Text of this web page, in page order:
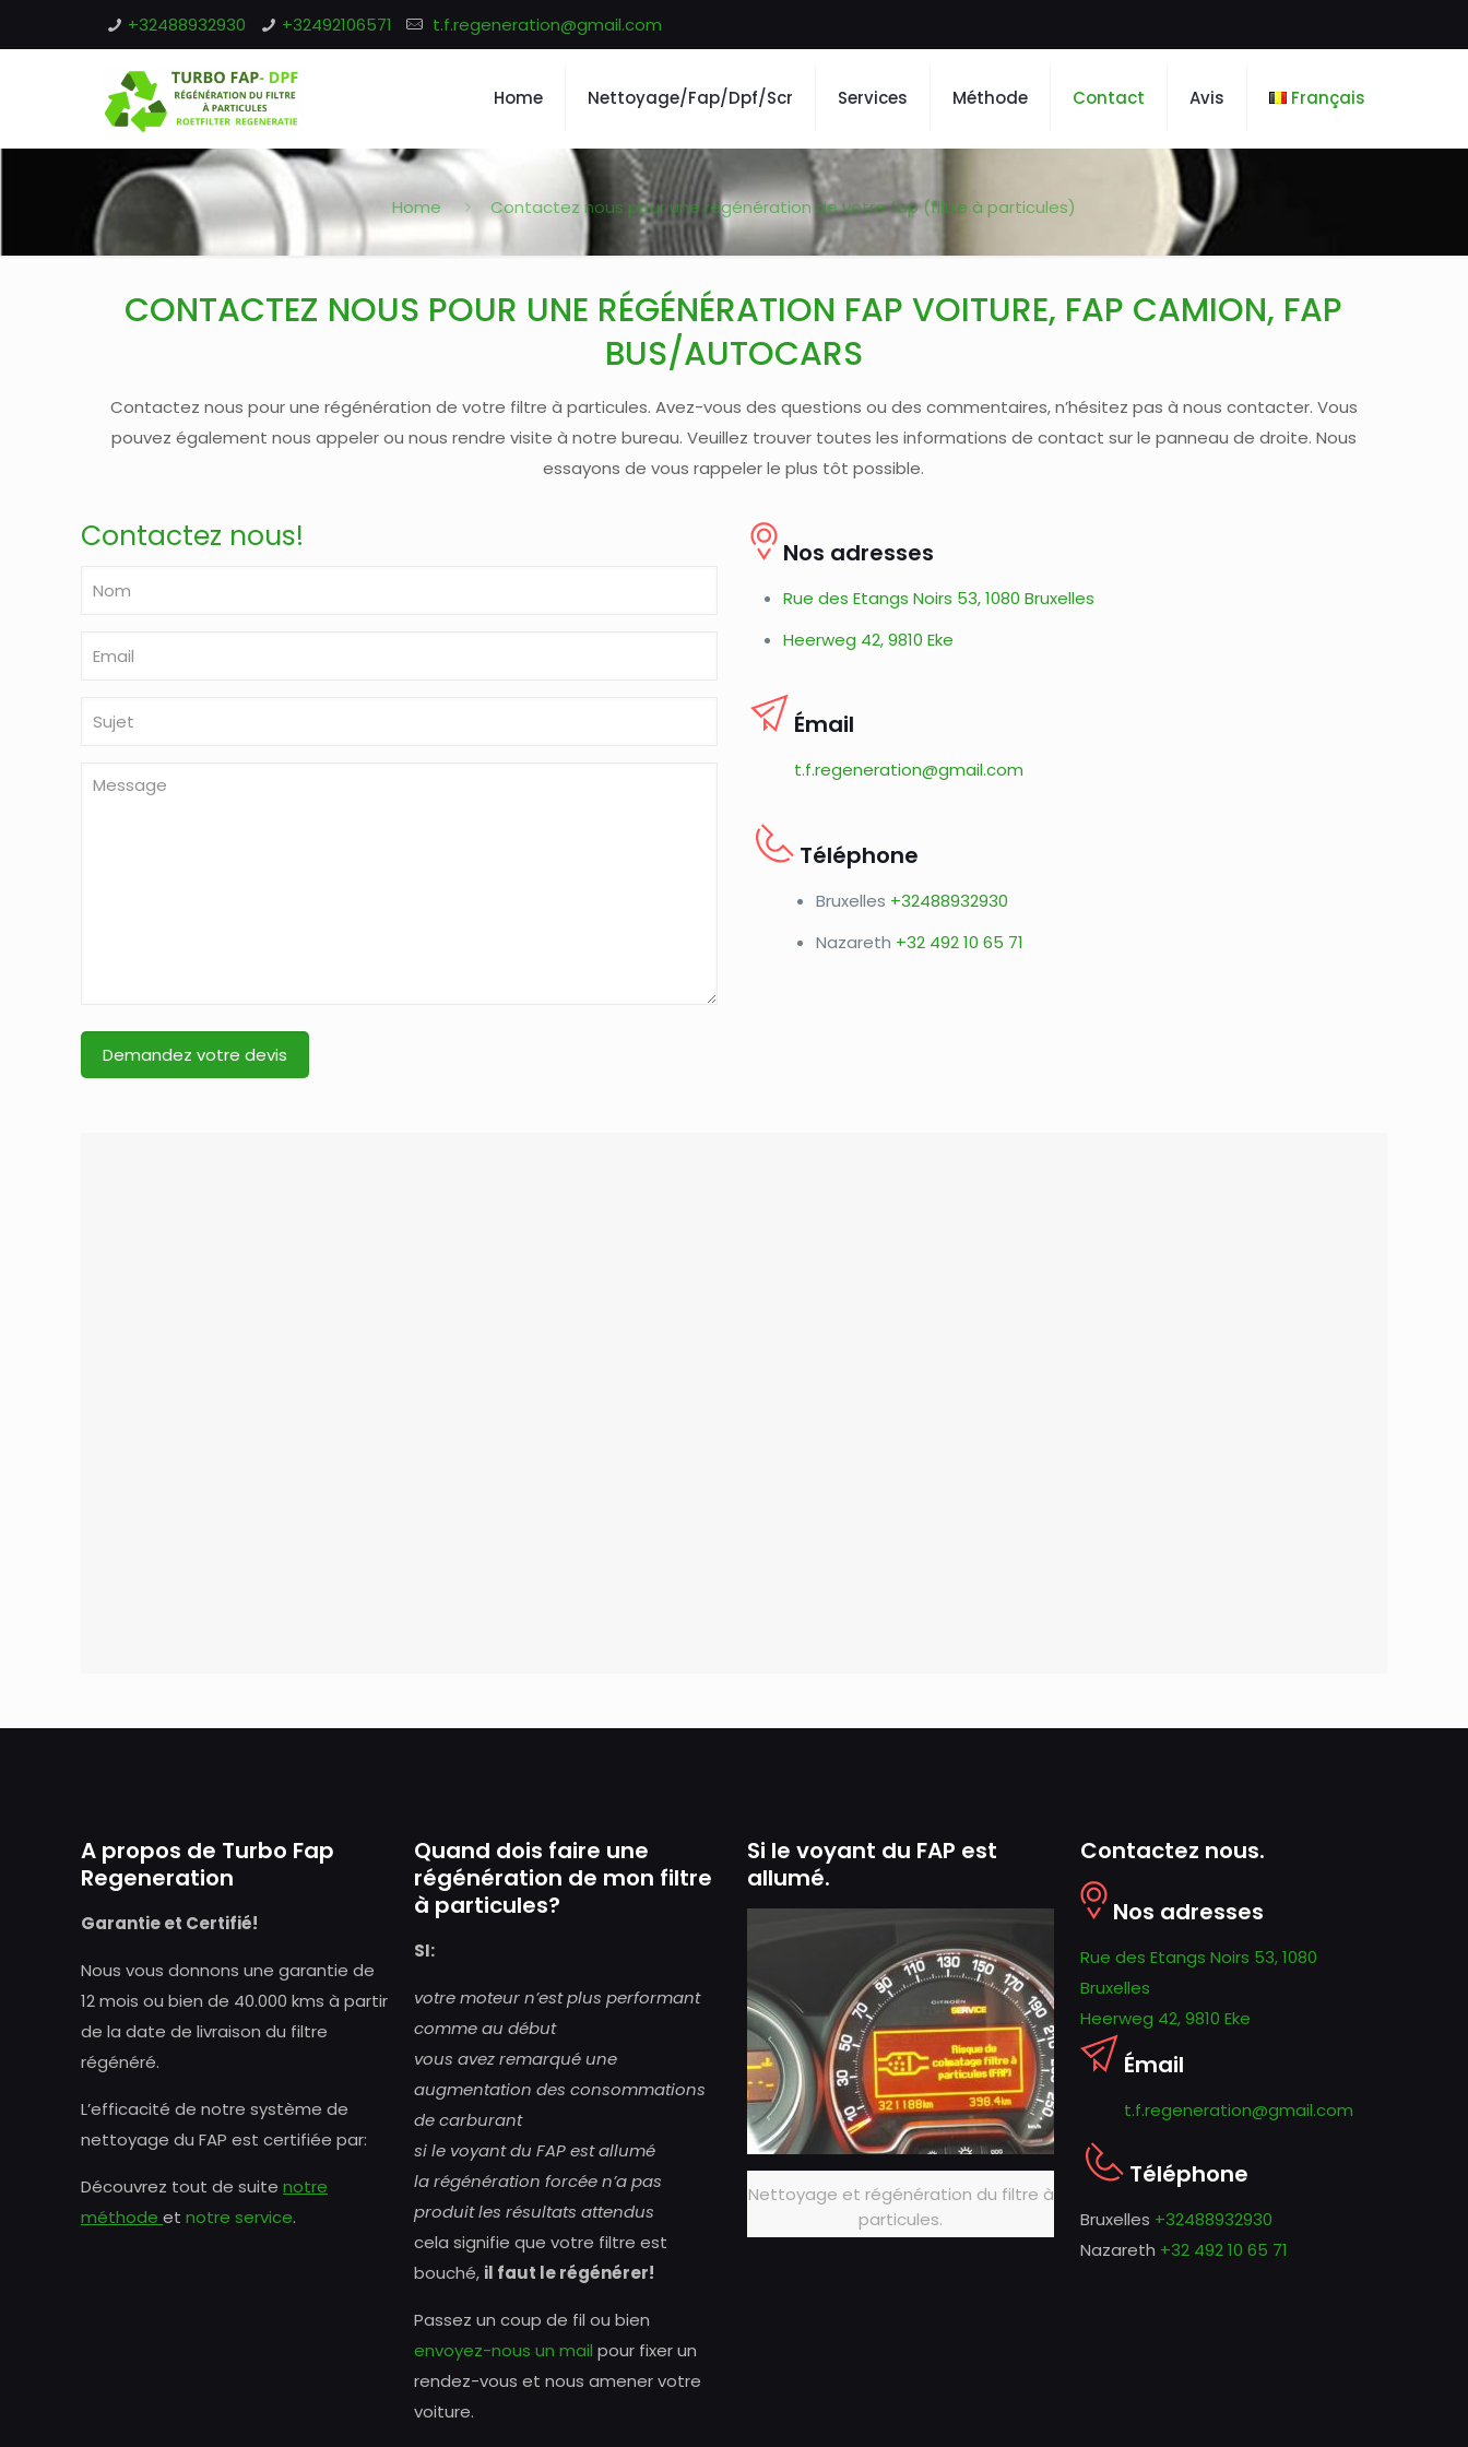
+32488932930 +32492106571 t.f.regeneration@gmail.com
Home Nettoyage/Fap/Dpf/Scr Services Méthode Contact Avis Français
Home Contactez nous pour une régénération de votre fap (filtre à particules)
CONTACTEZ NOUS POUR UNE RÉGÉNÉRATION FAP VOITURE, FAP CAMION, FAP
BUS/AUTOCARS
Contactez nous pour une régénération de votre filtre à particules. Avez-vous des questions ou des commentaires, n’hésitez pas à nous contacter. Vous
pouvez également nous appeler ou nous rendre visite à notre bureau. Veuillez trouver toutes les informations de contact sur le panneau de droite. Nous
essayons de vous rappeler le plus tôt possible.
Contactez nous! Nos adresses
Rue des Etangs Noirs 53, 1080 Bruxelles
Heerweg 42, 9810 Eke
Émail
t.f.regeneration@gmail.com
Téléphone
Bruxelles +32488932930
Nazareth +32 492 10 65 71
A propos de Turbo Fap
Regeneration
Garantie et Certifié!
Nous vous donnons une garantie de
12 mois ou bien de 40.000 kms à partir
de la date de livraison du filtre
régénéré.
L’efficacité de notre système de
nettoyage du FAP est certifiée par:
Découvrez tout de suite notre
méthode et notre service.
Quand dois faire une
régénération de mon filtre
à particules?
SI:
votre moteur n’est plus performant
comme au début
vous avez remarqué une
augmentation des consommations
de carburant
si le voyant du FAP est allumé
la régénération forcée n’a pas
produit les résultats attendus
cela signifie que votre filtre est
bouché, il faut le régénérer!
Passez un coup de fil ou bien
envoyez-nous un mail pour fixer un
rendez-vous et nous amener votre
voiture.
Si le voyant du FAP est
allumé.
Nettoyage et régénération du filtre à
particules.
Contactez nous.
Nos adresses
Rue des Etangs Noirs 53, 1080
Bruxelles
Heerweg 42, 9810 Eke
Émail
t.f.regeneration@gmail.com
Téléphone
Bruxelles +32488932930
Nazareth +32 492 10 65 71